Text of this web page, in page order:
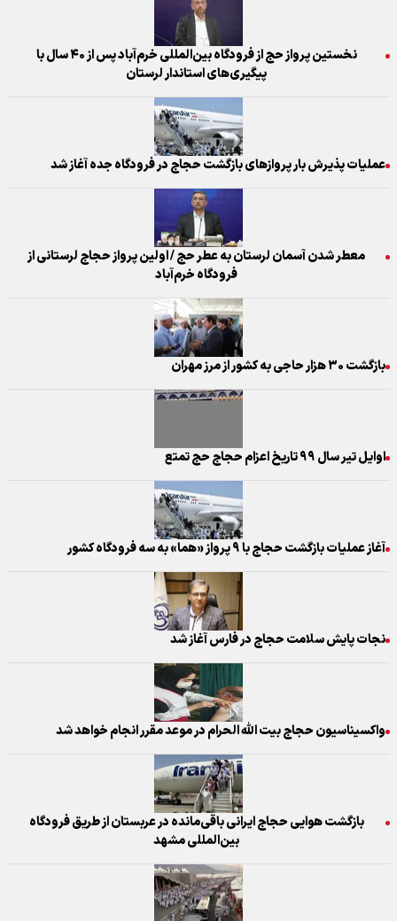
نخستین پرواز حج از فرودگاه بین‌المللی خرم‌آباد پس از ۴۰ سال با
پیگیری‌های استاندار لرستان
عملیات پذیرش بار پروازهای بازگشت حجاج در فرودگاه جده آغاز شد
معطر شدن آسمان لرستان به عطر حج / اولین پرواز حجاج لرستانی از
فرودگاه خرم‌آباد
بازگشت ۳۰ هزار حاجی به کشور از مرز مهران
اوایل تیر سال ۹۹ تاریخ اعزام حجاج حج تمتع
آغاز عملیات بازگشت حجاج با ۹ پرواز «هما» به سه فرودگاه کشور
نجات پایش سلامت حجاج در فارس آغاز شد
واکسیناسیون حجاج بیت الله الحرام در موعد مقرر انجام خواهد شد
بازگشت هوایی حجاج ایرانی باقی‌مانده در عربستان از طریق فرودگاه
بین‌المللی مشهد